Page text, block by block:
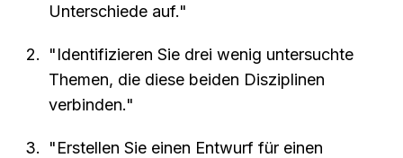
Unterschiede auf."
"Identifizieren Sie drei wenig untersuchte
Themen, die diese beiden Disziplinen
verbinden."
"Erstellen Sie einen Entwurf für einen